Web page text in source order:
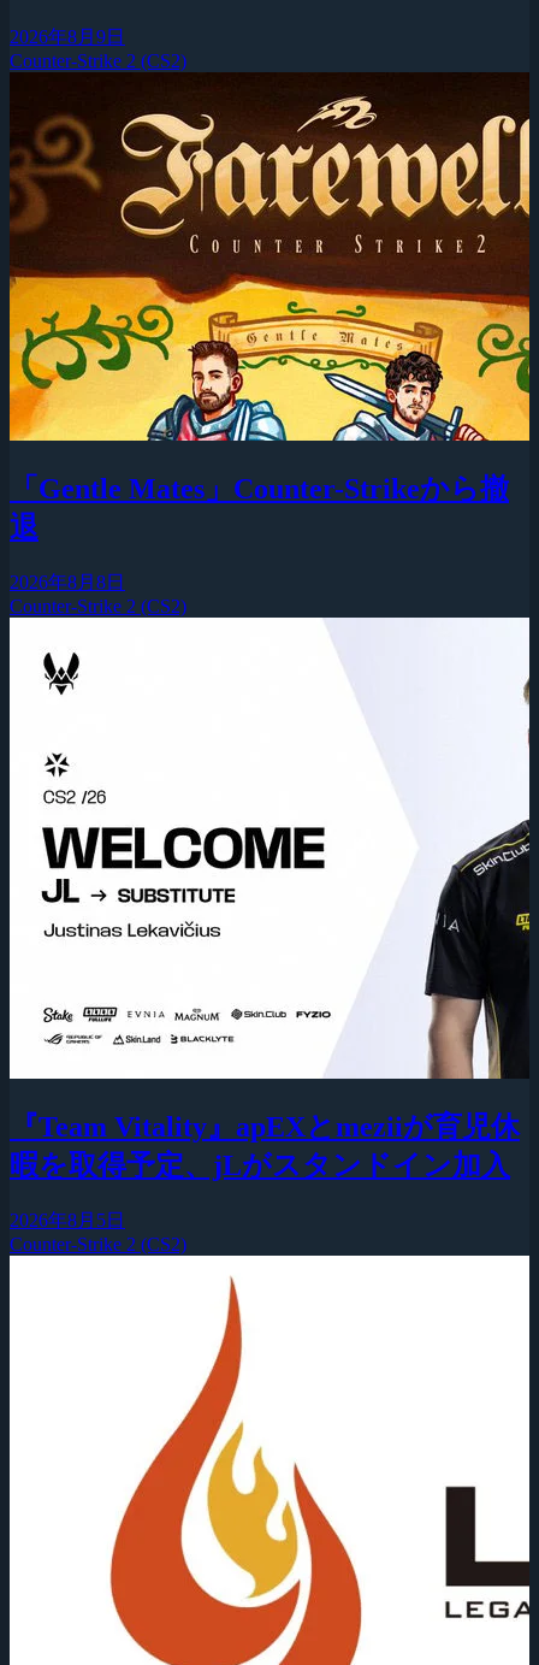
2026年8月9日
Counter-Strike 2 (CS2)
「Gentle Mates」Counter-Strikeから撤
退
2026年8月8日
Counter-Strike 2 (CS2)
『Team Vitality』apEXとmeziiが育児休
暇を取得予定、jLがスタンドイン加入
2026年8月5日
Counter-Strike 2 (CS2)